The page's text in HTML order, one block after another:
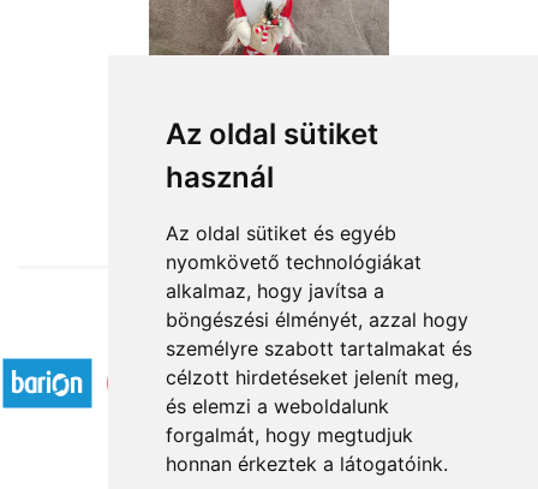
Az oldal sütiket
használ
Az oldal sütiket és egyéb
nyomkövető technológiákat
alkalmaz, hogy javítsa a
böngészési élményét, azzal hogy
személyre szabott tartalmakat és
célzott hirdetéseket jelenít meg,
és elemzi a weboldalunk
forgalmát, hogy megtudjuk
honnan érkeztek a látogatóink.
from HUF18,600
Accepted payment methods